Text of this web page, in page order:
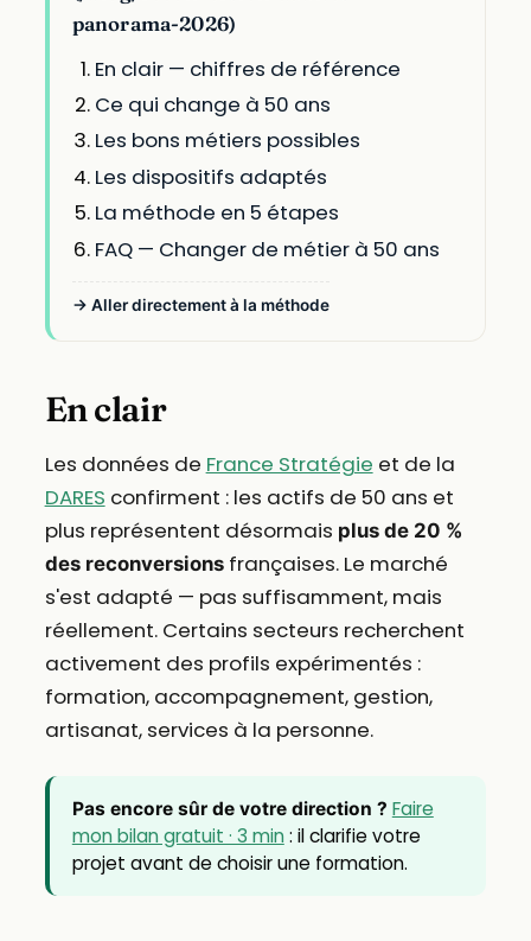
panorama-2026)
En clair — chiffres de référence
Ce qui change à 50 ans
Les bons métiers possibles
Les dispositifs adaptés
La méthode en 5 étapes
FAQ — Changer de métier à 50 ans
→ Aller directement à la méthode
En clair
Les données de France Stratégie et de la
DARES confirment : les actifs de 50 ans et
plus représentent désormais plus de 20 %
des reconversionsfrançaises. Le marché
s'est adapté — pas suffisamment, mais
réellement. Certains secteurs recherchent
activement des profils expérimentés :
formation, accompagnement, gestion,
artisanat, services à la personne.
Pas encore sûr de votre direction ? Faire
mon bilan gratuit · 3 min: il clarifie votre
projet avant de choisir une formation.